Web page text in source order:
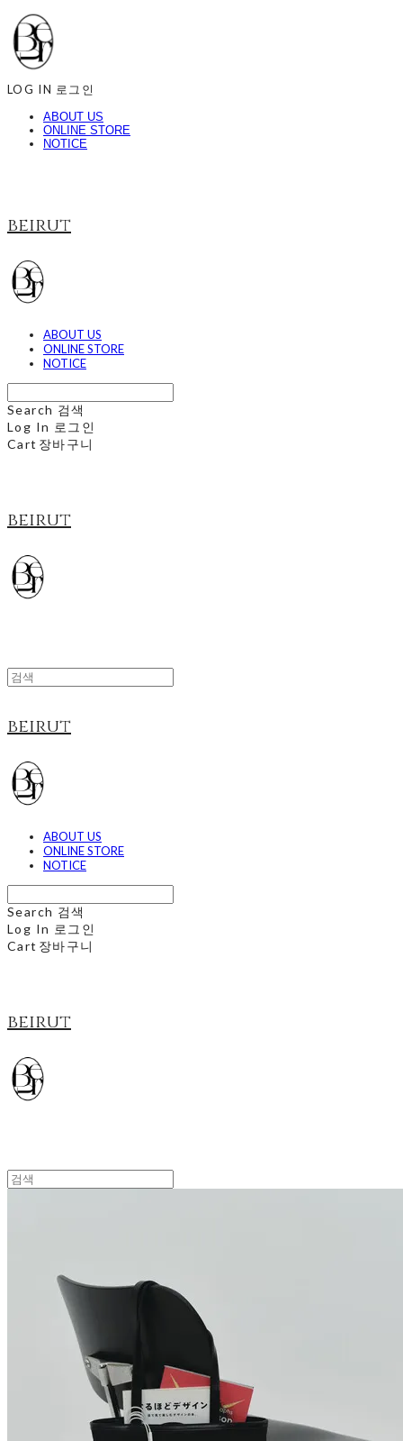
LOG IN 로그인
ABOUT US
ONLINE STORE
NOTICE
beirut
ABOUT US
ONLINE STORE
NOTICE
Search 검색
Log In 로그인
Cart 장바구니
beirut
beirut
ABOUT US
ONLINE STORE
NOTICE
Search 검색
Log In 로그인
Cart 장바구니
beirut